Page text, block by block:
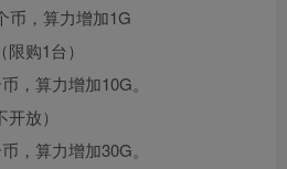
币，算力增加1G
购1台）
，算力增加10G。
放）
，算力增加30G。